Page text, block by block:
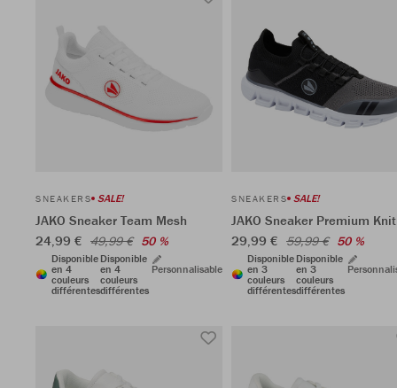
SNEAKERS SALE!
JAKO Sneaker Team Mesh
24,99 € 49,99 € 50 %
Disponible
en 4
couleurs
différentes
Disponible
en 4
couleurs
différentes
Personnalisable
SNEAKERS SALE!
JAKO Sneaker Premium Knit
29,99 € 59,99 € 50 %
Disponible
en 3
couleurs
différentes
Disponible
en 3
couleurs
différentes